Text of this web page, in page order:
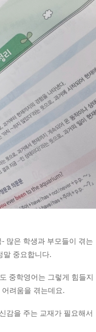
많은 학생과 부모들이 겪는
말 중요합니다.
중학영어는 그렇게 힘들지
려움을 겪는데요.
감을 주는 교재가 필요해서